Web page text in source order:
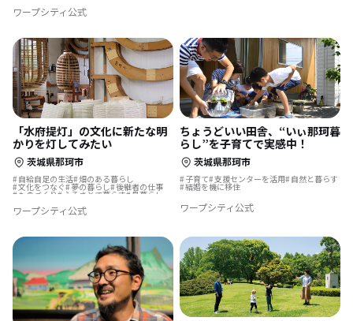
ワープシティ公式
「水府提灯」の文化に新たな明
かりを灯してみたい
茨城県那珂市
自給自足の生活 畑のある暮らし
文化をつなぐ 夢の暮らし 後継者の仕事
ものづくり ふるさとで暮らす 島暮らし
ワープシティ公式
ちょうどいい田舎、“いぃ那珂暮
らし”を子育てで実感中！
茨城県那珂市
子育て 支援センターを活用 自然と暮らす
結婚を機に移住
ワープシティ公式